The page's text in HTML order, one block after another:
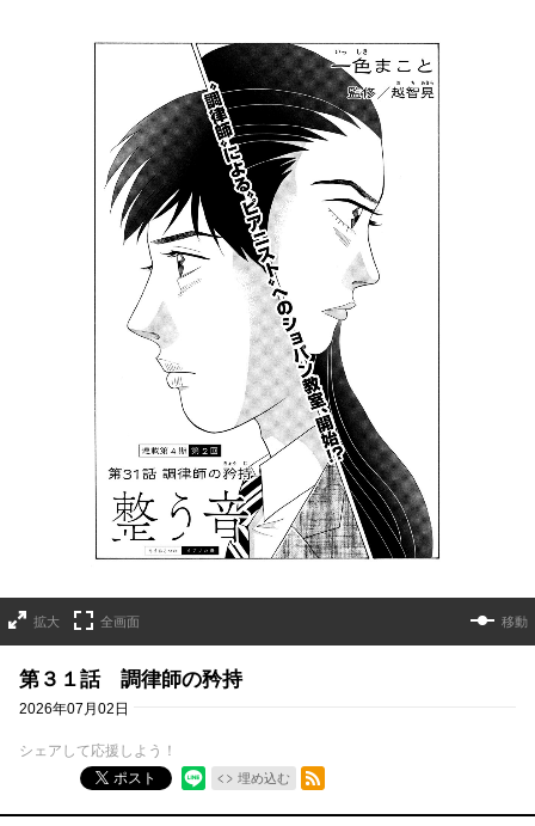
拡大 全画面 移動
第３１話 調律師の矜持
2026年07月02日
シェアして応援しよう！
ポスト
埋め込む
RSSフィード